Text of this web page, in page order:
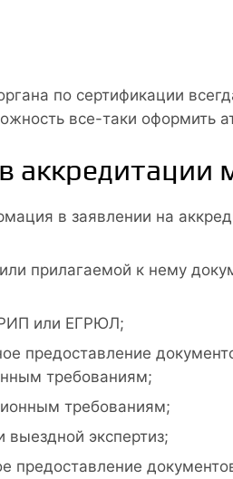
по сертификации
все-таки оформить
в заявлении на
прилагаемой к нему
или ЕГРЮЛ;
предоставление
требованиям;
требованиям;
выездной экспертиз;
предоставление